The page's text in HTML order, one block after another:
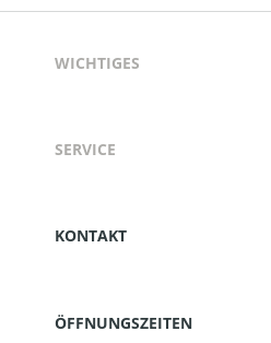
WICHTIGES
SERVICE
KONTAKT
ÖFFNUNGSZEITEN